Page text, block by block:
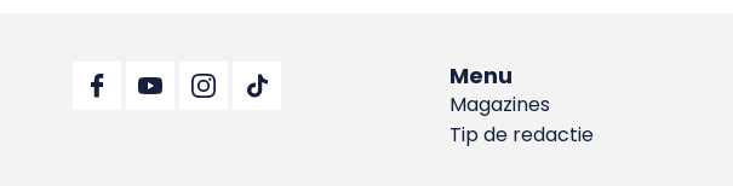
Menu
Magazines
Tip de redactie